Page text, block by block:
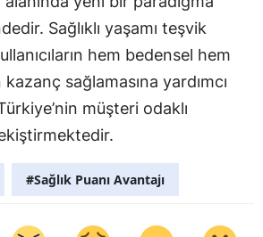
Sağlıklı yaşamı teşvik
hem bedensel hem
sağlamasına yardımcı
müşteri odaklı
#Sağlık Puanı Avantajı